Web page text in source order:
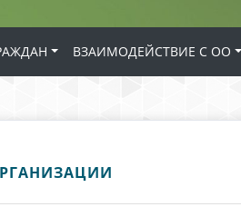
ВЗАИМОДЕЙСТВИЕ С ОО